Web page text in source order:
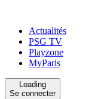
Actualités
PSG TV
Playzone
MyParis
Loading
Se connecter